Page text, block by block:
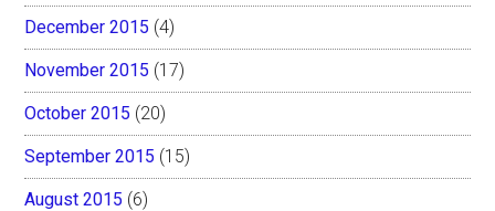
December 2015 (4)
November 2015 (17)
October 2015 (20)
September 2015 (15)
August 2015 (6)